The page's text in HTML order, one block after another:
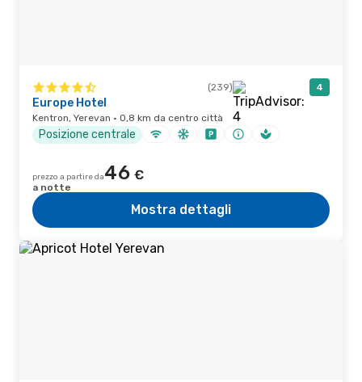
(239) 4
Europe Hotel
Kentron, Yerevan · 0,8 km da centro città
Posizione centrale
prezzo a partire da46 €
a notte
Mostra dettagli